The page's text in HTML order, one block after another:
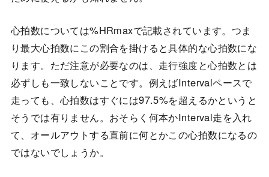
心拍数については%HRmaxで記載されています。つま
り最大心拍数にこの割合を掛けると具体的な心拍数にな
ります。ただ注意が必要なのは、走行強度と心拍数とは
必ずしも一致しないことです。例えばIntervalペースで
走っても、心拍数はすぐには97.5%を超えるかというと
そうでは有りません。おそらく何本かInterval走を入れ
て、オールアウトする直前に何とかこの心拍数になるの
ではないでしょうか。